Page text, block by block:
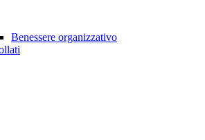
Benessere organizzativo